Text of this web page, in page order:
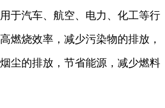
于汽车、航空、电力、化工等行
燃烧效率，减少污染物的排放，
尘的排放，节省能源，减少燃料